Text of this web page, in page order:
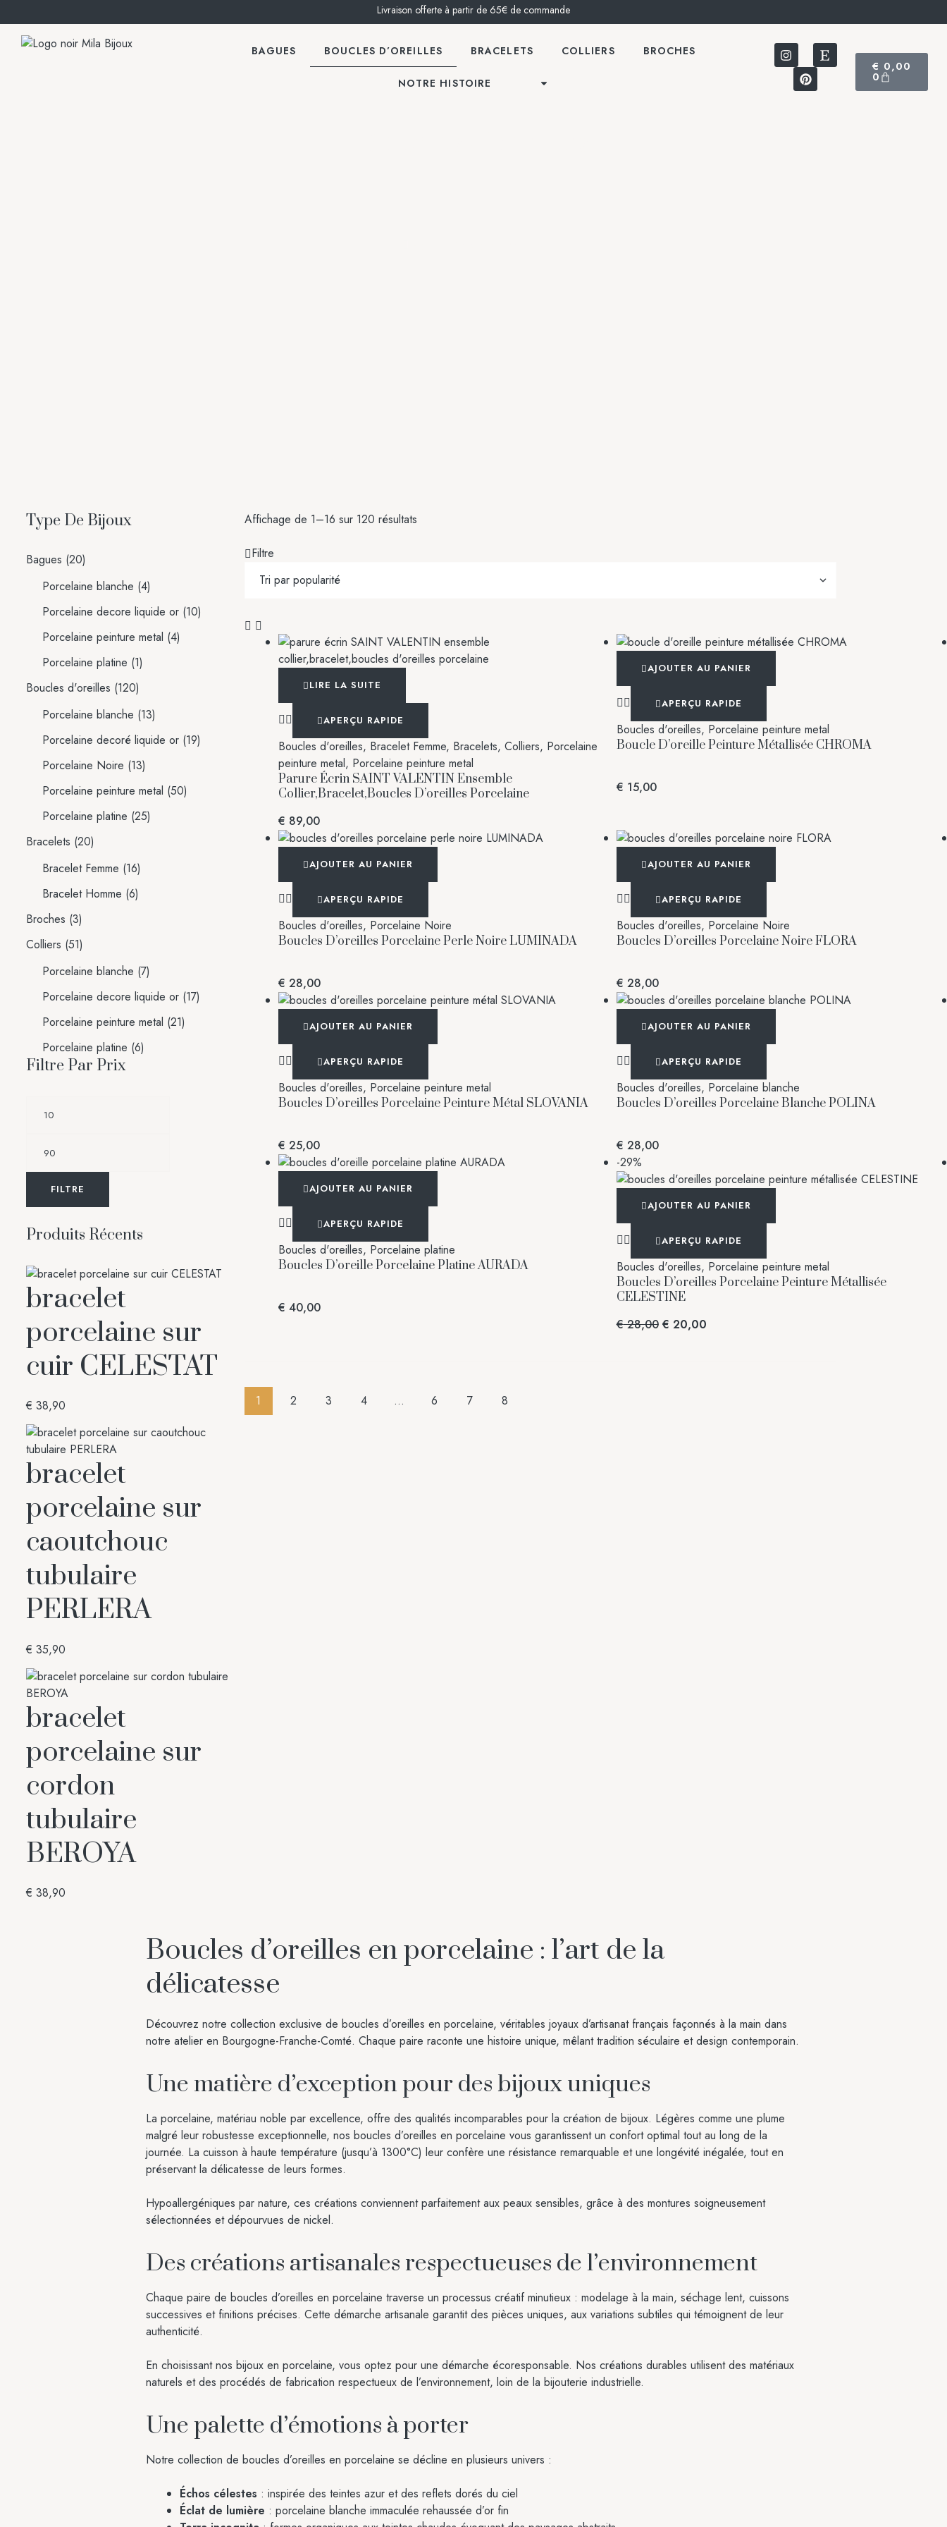
Livraison offerte à partir de 65€ de commande
BAGUES BOUCLES D’OREILLES BRACELETS COLLIERS BROCHES
NOTRE HISTOIRE
€ 0,00
0
Type De Bijoux
Bagues (20)
Porcelaine blanche (4)
Porcelaine decore liquide or (10)
Porcelaine peinture metal (4)
Porcelaine platine (1)
Boucles d'oreilles (120)
Porcelaine blanche (13)
Porcelaine decoré liquide or (19)
Porcelaine Noire (13)
Porcelaine peinture metal (50)
Porcelaine platine (25)
Bracelets (20)
Bracelet Femme (16)
Bracelet Homme (6)
Broches (3)
Colliers (51)
Porcelaine blanche (7)
Porcelaine decore liquide or (17)
Porcelaine peinture metal (21)
Porcelaine platine (6)
Filtre Par Prix
FILTRE
Produits Récents
bracelet
porcelaine sur
cuir CELESTAT
€ 38,90
bracelet
porcelaine sur
caoutchouc
tubulaire
PERLERA
€ 35,90
bracelet
porcelaine sur
cordon
tubulaire
BEROYA
€ 38,90
Affichage de 1–16 sur 120 résultats
Filtre
LIRE LA SUITE
APERÇU RAPIDE
Boucles d'oreilles, Bracelet Femme, Bracelets, Colliers, Porcelaine
peinture metal, Porcelaine peinture metal
Parure Écrin SAINT VALENTIN Ensemble
Collier,bracelet,boucles D’oreilles Porcelaine
€ 89,00
AJOUTER AU PANIER
APERÇU RAPIDE
Boucles d'oreilles, Porcelaine peinture metal
Boucle D’oreille Peinture Métallisée CHROMA
€ 15,00
AJOUTER AU PANIER
APERÇU RAPIDE
Boucles d'oreilles, Porcelaine Noire
Boucles D’oreilles Porcelaine Perle Noire LUMINADA
€ 28,00
AJOUTER AU PANIER
APERÇU RAPIDE
Boucles d'oreilles, Porcelaine Noire
Boucles D’oreilles Porcelaine Noire FLORA
€ 28,00
AJOUTER AU PANIER
APERÇU RAPIDE
Boucles d'oreilles, Porcelaine peinture metal
Boucles D’oreilles Porcelaine Peinture Métal SLOVANIA
€ 25,00
AJOUTER AU PANIER
APERÇU RAPIDE
Boucles d'oreilles, Porcelaine blanche
Boucles D’oreilles Porcelaine Blanche POLINA
€ 28,00
AJOUTER AU PANIER
APERÇU RAPIDE
Boucles d'oreilles, Porcelaine platine
Boucles D’oreille Porcelaine Platine AURADA
€ 40,00
-29%
AJOUTER AU PANIER
APERÇU RAPIDE
Boucles d'oreilles, Porcelaine peinture metal
Boucles D’oreilles Porcelaine Peinture Métallisée
CELESTINE
€28,00 € 20,00
1 2 3 4 … 6 7 8
Boucles d’oreilles en porcelaine : l’art de la
délicatesse
Découvrez notre collection exclusive de boucles d’oreilles en porcelaine, véritables joyaux d’artisanat français façonnés à la main dans
notre atelier en Bourgogne-Franche-Comté. Chaque paire raconte une histoire unique, mêlant tradition séculaire et design contemporain.
Une matière d’exception pour des bijoux uniques
La porcelaine, matériau noble par excellence, offre des qualités incomparables pour la création de bijoux. Légères comme une plume
malgré leur robustesse exceptionnelle, nos boucles d’oreilles en porcelaine vous garantissent un confort optimal tout au long de la
journée. La cuisson à haute température (jusqu’à 1300°C) leur confère une résistance remarquable et une longévité inégalée, tout en
préservant la délicatesse de leurs formes.
Hypoallergéniques par nature, ces créations conviennent parfaitement aux peaux sensibles, grâce à des montures soigneusement
sélectionnées et dépourvues de nickel.
Des créations artisanales respectueuses de l’environnement
Chaque paire de boucles d’oreilles en porcelaine traverse un processus créatif minutieux : modelage à la main, séchage lent, cuissons
successives et finitions précises. Cette démarche artisanale garantit des pièces uniques, aux variations subtiles qui témoignent de leur
authenticité.
En choisissant nos bijoux en porcelaine, vous optez pour une démarche écoresponsable. Nos créations durables utilisent des matériaux
naturels et des procédés de fabrication respectueux de l’environnement, loin de la bijouterie industrielle.
Une palette d’émotions à porter
Notre collection de boucles d’oreilles en porcelaine se décline en plusieurs univers :
Échos célestes : inspirée des teintes azur et des reflets dorés du ciel
Éclat de lumière : porcelaine blanche immaculée rehaussée d’or fin